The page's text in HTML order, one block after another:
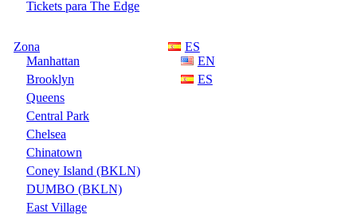
Tickets para The Edge
Zona
Manhattan
Brooklyn
Queens
Central Park
Chelsea
Chinatown
Coney Island (BKLN)
DUMBO (BKLN)
East Village
ES
EN
ES